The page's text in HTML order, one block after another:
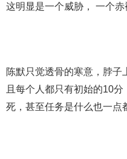
这明显是一个威胁， 一个赤
陈默只觉透骨的寒意，脖
且每个人都只有初始的10
死，甚至任务是什么也一点